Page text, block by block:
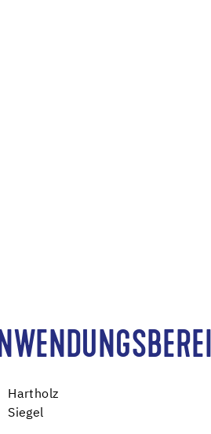
Hartholz
Siegel